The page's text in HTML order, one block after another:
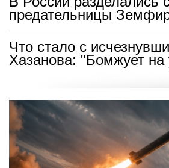
предательницы
Что стало с
Хазанова: "Бомжует на